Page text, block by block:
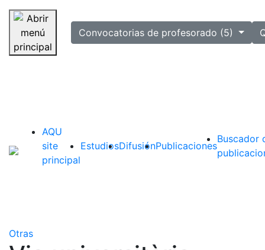
Saltar navegación
selectedConvocatorias de profesorado (5)
AQU
site
principal
EstudiosDifusiónPublicaciones
Buscador
Otras